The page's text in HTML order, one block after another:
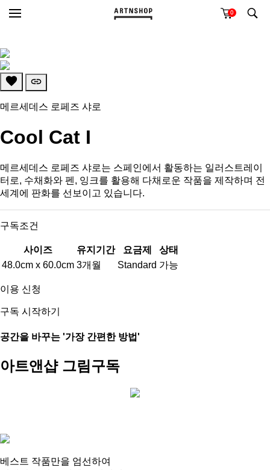
0
메르세데스 로페즈 샤로
Cool Cat I
메르세데스 로페즈 샤로는 스페인에서 활동하는 일러스트레이
터로, 수채화와 펜, 잉크를 활용해 다채로운 작품을 제작하며 전
세계에 판화를 선보이고 있습니다.
구독조건
사이즈 유지기간 요금제
상태
48.0cm x 60.0cm 3개월 Standard 가능
이용 신청
구독 시작하기
공간을 바꾸는 '가장 간편한 방법'
아트앤샵 그림구독
베스트 작품만을 엄선하여